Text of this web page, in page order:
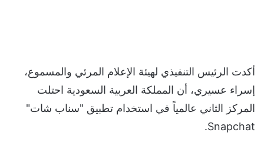
أكدت الرئيس التنفيذي لهيئة الإعلام المرئي والمسموع،
إسراء عسيري، أن المملكة العربية السعودية احتلت
المركز الثاني عالمياً في استخدام تطبيق "سناب شات"
Snapchat.